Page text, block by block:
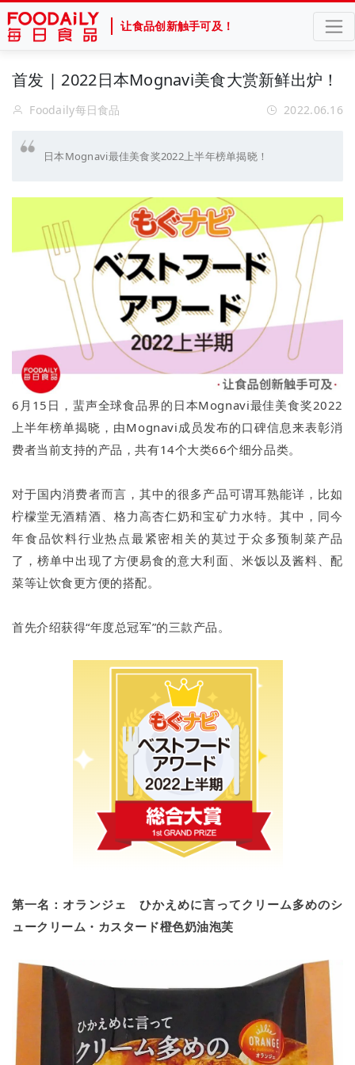
让食品创新触手可及！
首发 | 2022日本Mognavi美食大赏新鲜出炉！
Foodaily每日食品 2022.06.16
日本Mognavi最佳美食奖2022上半年榜单揭晓！
6月15日，蜚声全球食品界的日本Mognavi最佳美食奖2022
上半年榜单揭晓，由Mognavi成员发布的口碑信息来表彰消
费者当前支持的产品，共有14个大类66个细分品类。
对于国内消费者而言，其中的很多产品可谓耳熟能详，比如
柠檬堂无酒精酒、格力高杏仁奶和宝矿力水特。其中，同今
年食品饮料行业热点最紧密相关的莫过于众多预制菜产品
了，榜单中出现了方便易食的意大利面、米饭以及酱料、配
菜等让饮食更方便的搭配。
首先介绍获得“年度总冠军”的三款产品。
第一名：オランジェ ひかえめに言ってクリーム多めのシ
ュークリーム・カスタード橙色奶油泡芙